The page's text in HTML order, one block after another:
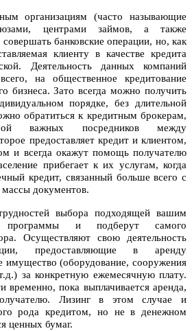
организациям (часто называющие
центрами займов, а также
банковские операции, но, как
клиенту в качестве кредита
Деятельность данных компаний
на общественное кредитование
бизнеса. Зато всегда можно получить
порядке, без длительной
обратиться к кредитным брокерам,
важных посредников между
предоставляет кредит и клиентом,
и всегда окажут помощь получателю
прибегает к их услугам, когда
кредит, связанный больше всего с
документов.
выбора подходящей вашим
программы и подберут самого
Осуществляют свою деятельность
предоставляющие в аренду
(оборудование, сооружения
за конкретную ежемесячную плату.
временно, пока выплачивается аренда,
Лизинг в этом случае и
рода кредитом, но не в денежном
ценных бумаг.